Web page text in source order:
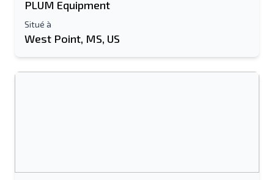
PLUM Equipment
Situé à
West Point, MS, US